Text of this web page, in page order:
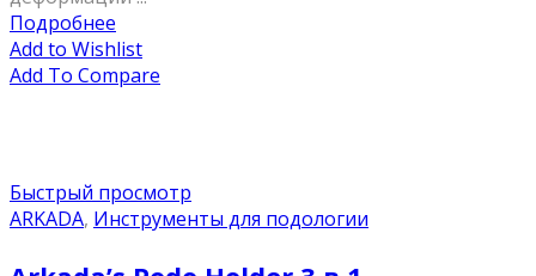
Подробнее
Add to Wishlist
Add To Compare
Быстрый просмотр
ARKADA, Инструменты для подологии